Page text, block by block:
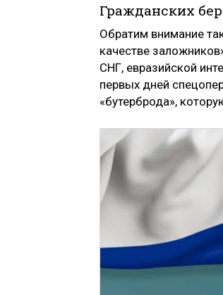
Гражданских
Обратим внимание
качестве
СНГ, евразийской
первых дней
«бутерброда»,